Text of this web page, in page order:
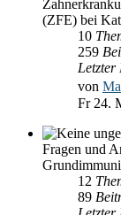
(ZFE) bei
10
259
Letzter
von
Fr 24.
Fragen und
12
89